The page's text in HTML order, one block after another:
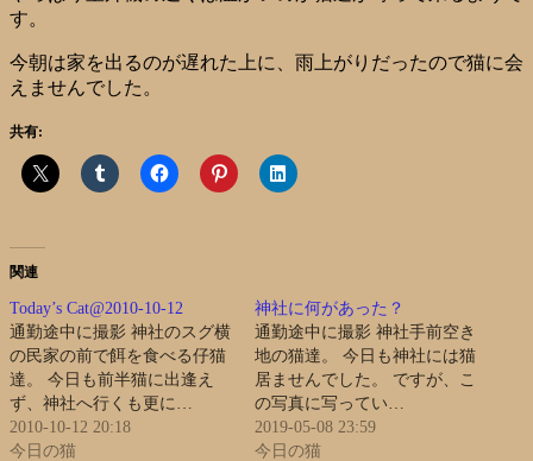
す。
今朝は家を出るのが遅れた上に、雨上がりだったので猫に会
えませんでした。
共有:
関連
Today’s Cat@2010-10-12
通勤途中に撮影 神社のスグ横
の民家の前で餌を食べる仔猫
達。 今日も前半猫に出逢え
ず、神社へ行くも更に…
2010-10-12 20:18
今日の猫
神社に何があった？
通勤途中に撮影 神社手前空き
地の猫達。 今日も神社には猫
居ませんでした。 ですが、こ
の写真に写ってい…
2019-05-08 23:59
今日の猫